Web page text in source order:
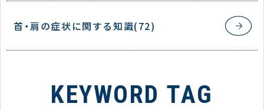
首・肩の症状に関する知識(72)
KEYWORD TAG